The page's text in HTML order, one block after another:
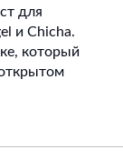
для
и Chicha.
который